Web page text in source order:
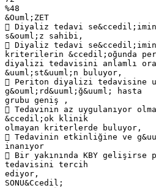
%48
&Ouml;ZET
 Diyaliz tedavi
s&ouml;z sahibi,
 Diyaliz tedavi
kriterilerin &ccedil;oğunda
diyalizi tedavisini anlamlı
&uuml;st&uuml;n buluyor,
 Periton diyalizi tedavisine
g&ouml;rd&uuml;ğ&uuml; hasta
grubu geniş ,
 Tedavinin az uygulanıyor
&ccedil;ok klinik
olmayan kriterlerde buluyor,
 Tedavinin etkinliğine ve
inanıyor
 Bir yakınında KBY
tedavisini tercih
ediyor,
SONU&Ccedil;